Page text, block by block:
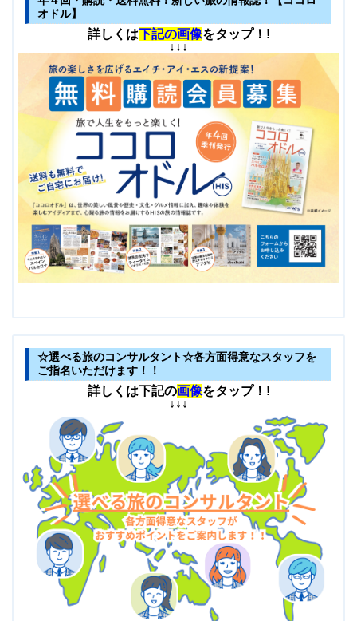
オドル】
詳しくは下記の画像をタップ！!
↓↓↓
☆選べる旅のコンサルタント☆各方面得意なスタッフを
ご指名いただけます！！
詳しくは下記の画像をタップ！!
↓↓↓